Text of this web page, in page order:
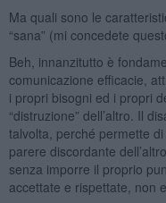
Ma quali sono le
“sana” (mi concedete
Beh, innanzitutto è
comunicazione efficacie,
i propri bisogni ed i propri
“distruzione” dell’altro. Il
talvolta, perché permette
parere discordante
senza imporre il proprio
accettate e rispettate, non